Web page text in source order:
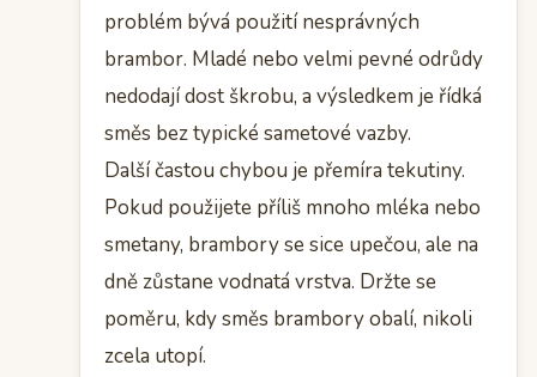
problém bývá použití nesprávných
brambor. Mladé nebo velmi pevné odrůdy
nedodají dost škrobu, a výsledkem je řídká
směs bez typické sametové vazby.
Další častou chybou je přemíra tekutiny.
Pokud použijete příliš mnoho mléka nebo
smetany, brambory se sice upečou, ale na
dně zůstane vodnatá vrstva. Držte se
poměru, kdy směs brambory obalí, nikoli
zcela utopí.